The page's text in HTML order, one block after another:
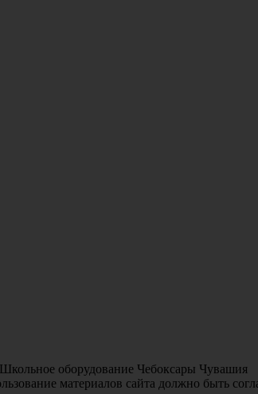
оборудование Чебоксары Чувашия
материалов сайта должно быть